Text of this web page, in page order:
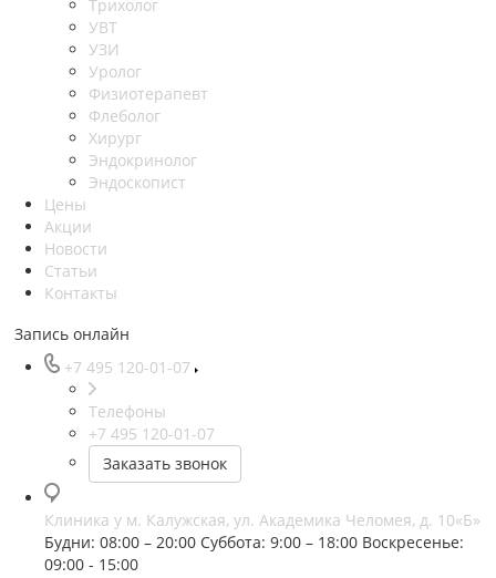
Трихолог
УВТ
УЗИ
Уролог
Физиотерапевт
Флеболог
Хирург
Эндокринолог
Эндоскопист
Цены
Акции
Новости
Статьи
Контакты
Запись онлайн
+7 495 120-01-07
Телефоны
+7 495 120-01-07
Заказать звонок
Клиника у м. Калужская, ул. Академика Челомея, д. 10«Б»
Будни: 08:00 – 20:00 Суббота: 9:00 – 18:00 Воскресенье:
09:00 - 15:00